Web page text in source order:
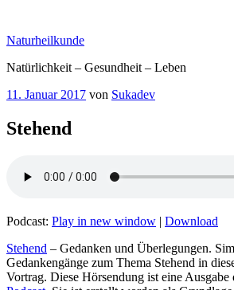
springen
Naturheilkunde
Natürlichkeit – Gesundheit – Leben
Veröffentlicht
11. Januar 2017 von Sukadev
Stehend
Podcast: Play in new window | Download
– Gedanken und Überlegungen.
Gedankengänge zum Thema Stehend‏‎ in diesem kleinen kurzen
Vortrag. Diese Hörsendung ist eine Ausgabe